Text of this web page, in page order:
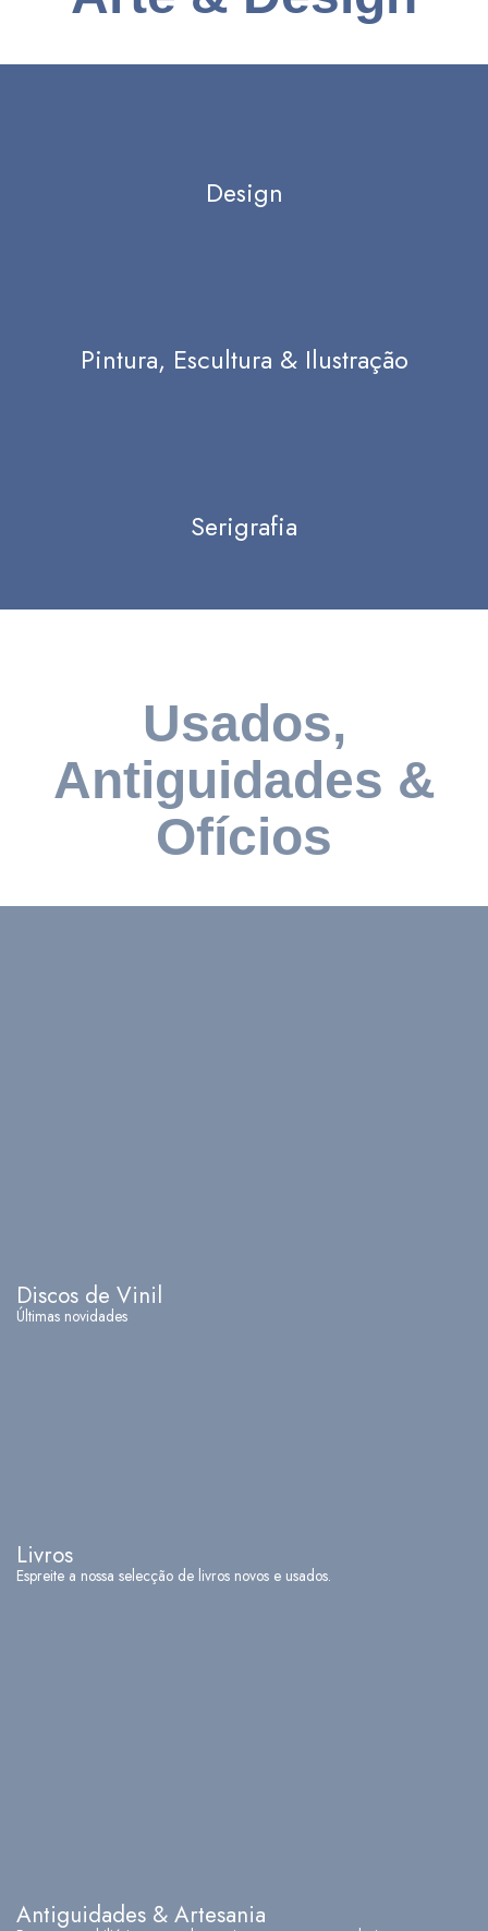
Design
Pintura, Escultura & Ilustração
Serigrafia
Usados,
Antiguidades &
Ofícios
Discos de Vinil
Últimas novidades
Livros
Espreite a nossa selecção de livros novos e usados.
Antiguidades & Artesania